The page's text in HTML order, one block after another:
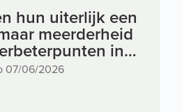
hun uiterlijk een
meerderheid
in
07/06/2026